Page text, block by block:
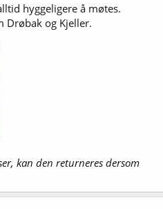
hyggeligere å møtes.
Drøbak og Kjeller.
kan den returneres dersom